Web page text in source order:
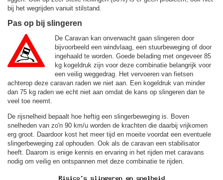
bij het wegrijden vanuit stilstand.
Pas op bij slingeren
De Caravan kan onverwacht gaan slingeren door
bijvoorbeeld een windvlaag, een stuurbeweging of door
ingehaald te worden. Goede belading met ongeveer 85
kg kogeldruk zijn voor deze combinatie belangrijk voor
een veilig weggedrag. Het vervoeren van fietsen
achterop deze caravan raden we niet aan. Een kogeldruk van minder
dan 75 kg raden we echt niet aan omdat de kans op slingeren dan te
veel toe neemt.
De rijsnelheid bepaalt hoe heftig een slingerbeweging is. Boven
snelheden van zo'n 90 km/u worden de krachten die daarbij vrijkomen
erg groot. Daardoor kost het meer tijd en moeite voordat een eventuele
slingerbeweging zal ophouden. Ook als de caravan een stabilisator
heeft. Daarom is enige kennis en ervaring in het rijden met caravans
nodig om veilig en ontspannen met deze combinatie te rijden.